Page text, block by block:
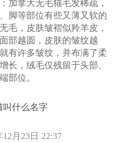
加拿大无毛猫毛发稀疏，
脚等部位有些又薄又软的
毛，皮肤皱褶似羚羊皮，
部越圆，皮肤的皱纹越
有许多皱纹，并布满了柔
长，绒毛仅残留于头部、
部位。
叫什么名字
12月23日 22:37